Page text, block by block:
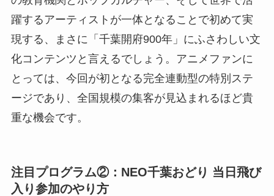
躍するアーティストが一体となることで初めて実
現する、まさに「千葉開府900年」にふさわしい文
化コンテンツと言えるでしょう。アニメファンに
とっては、今回が初となる完全連動型の特別ステ
ージであり、全国規模の集客が見込まれるほど貴
重な機会です。
注目プログラム②：NEO千葉おどり 当日飛び
入り参加のやり方